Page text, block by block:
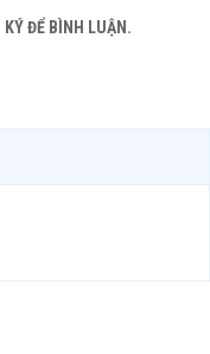
KÝ ĐỂ BÌNH LUẬN.